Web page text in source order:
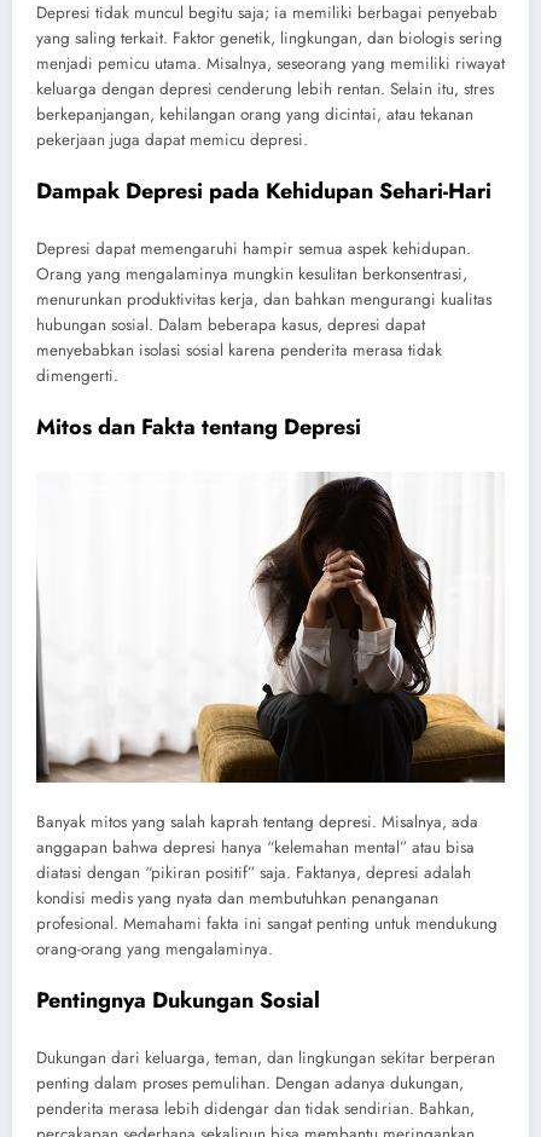
Depresi tidak muncul begitu saja; ia memiliki berbagai penyebab
yang saling terkait. Faktor genetik, lingkungan, dan biologis sering
menjadi pemicu utama. Misalnya, seseorang yang memiliki riwayat
keluarga dengan depresi cenderung lebih rentan. Selain itu, stres
berkepanjangan, kehilangan orang yang dicintai, atau tekanan
pekerjaan juga dapat memicu depresi.
Dampak Depresi pada Kehidupan Sehari-Hari
Depresi dapat memengaruhi hampir semua aspek kehidupan.
Orang yang mengalaminya mungkin kesulitan berkonsentrasi,
menurunkan produktivitas kerja, dan bahkan mengurangi kualitas
hubungan sosial. Dalam beberapa kasus, depresi dapat
menyebabkan isolasi sosial karena penderita merasa tidak
dimengerti.
Mitos dan Fakta tentang Depresi
Banyak mitos yang salah kaprah tentang depresi. Misalnya, ada
anggapan bahwa depresi hanya “kelemahan mental” atau bisa
diatasi dengan “pikiran positif” saja. Faktanya, depresi adalah
kondisi medis yang nyata dan membutuhkan penanganan
profesional. Memahami fakta ini sangat penting untuk mendukung
orang-orang yang mengalaminya.
Pentingnya Dukungan Sosial
Dukungan dari keluarga, teman, dan lingkungan sekitar berperan
penting dalam proses pemulihan. Dengan adanya dukungan,
penderita merasa lebih didengar dan tidak sendirian. Bahkan,